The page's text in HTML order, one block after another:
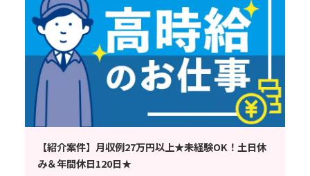
【紹介案件】月収例27万円以上★未経験OK！土日休
み＆年間休日120日★